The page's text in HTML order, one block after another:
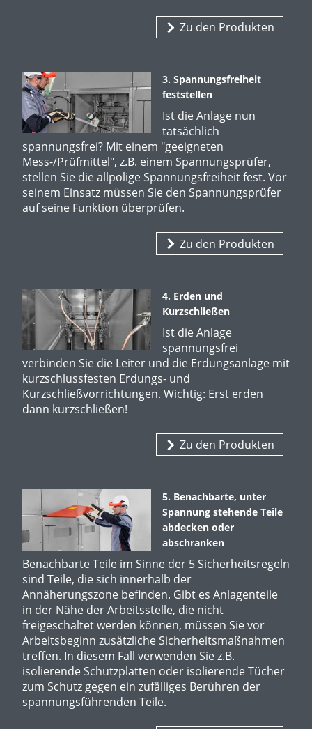
Zu den Produkten
3. Spannungsfreiheit
feststellen
Ist die Anlage nun
tatsächlich
spannungsfrei? Mit einem "geeigneten
Mess-/Prüfmittel", z.B. einem Spannungsprüfer,
stellen Sie die allpolige Spannungsfreiheit fest. Vor
seinem Einsatz müssen Sie den Spannungsprüfer
auf seine Funktion überprüfen.
Zu den Produkten
4. Erden und
Kurzschließen
Ist die Anlage
spannungsfrei
verbinden Sie die Leiter und die Erdungsanlage mit
kurzschlussfesten Erdungs- und
Kurzschließvorrichtungen. Wichtig: Erst erden
dann kurzschließen!
Zu den Produkten
5. Benachbarte, unter
Spannung stehende Teile
abdecken oder
abschranken
Benachbarte Teile im Sinne der 5 Sicherheitsregeln
sind Teile, die sich innerhalb der
Annäherungszone befinden. Gibt es Anlagenteile
in der Nähe der Arbeitsstelle, die nicht
freigeschaltet werden können, müssen Sie vor
Arbeitsbeginn zusätzliche Sicherheitsmaßnahmen
treffen. In diesem Fall verwenden Sie z.B.
isolierende Schutzplatten oder isolierende Tücher
zum Schutz gegen ein zufälliges Berühren der
spannungsführenden Teile.